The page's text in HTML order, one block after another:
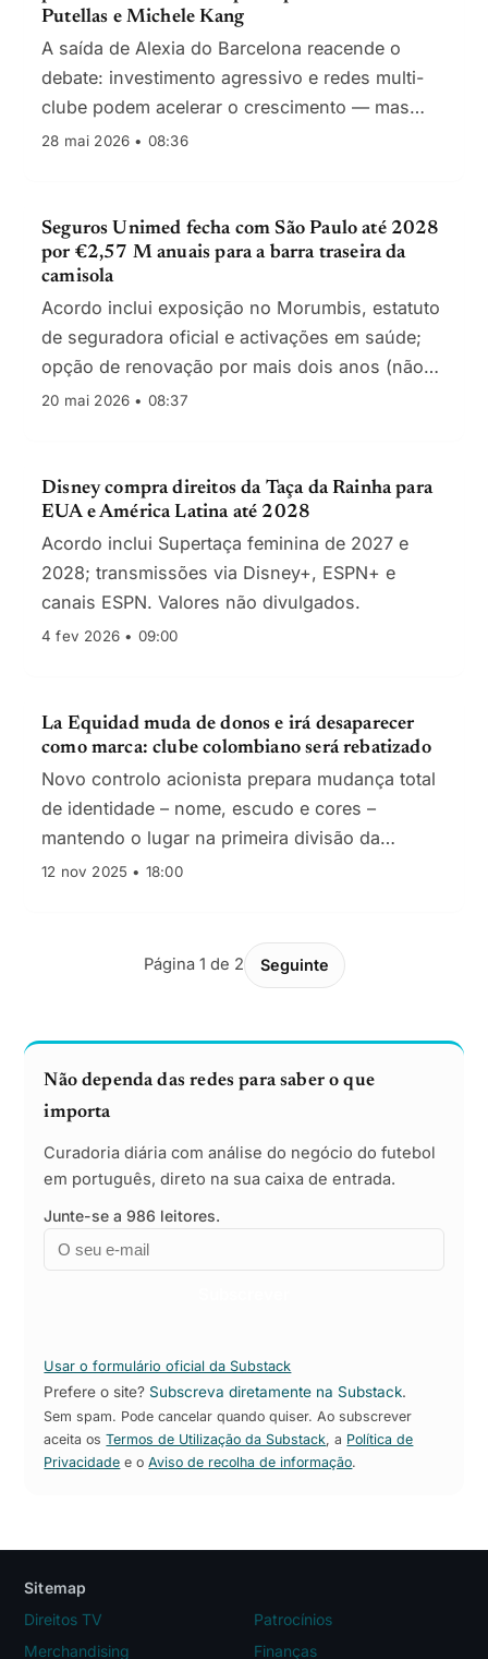
Putellas e Michele Kang
A saída de Alexia do Barcelona reacende o
debate: investimento agressivo e redes multi-
clube podem acelerar o crescimento — mas
com riscos para integridade competitiva e
28 mai 2026 • 08:36
Seguros Unimed fecha com São Paulo até 2028
por €2,57 M anuais para a barra traseira da
camisola
Acordo inclui exposição no Morumbis, estatuto
de seguradora oficial e activações em saúde;
opção de renovação por mais dois anos (não
confirmado)
20 mai 2026 • 08:37
Disney compra direitos da Taça da Rainha para
EUA e América Latina até 2028
Acordo inclui Supertaça feminina de 2027 e
2028; transmissões via Disney+, ESPN+ e
canais ESPN. Valores não divulgados.
4 fev 2026 • 09:00
La Equidad muda de donos e irá desaparecer
como marca: clube colombiano será rebatizado
Novo controlo acionista prepara mudança total
de identidade – nome, escudo e cores –
mantendo o lugar na primeira divisão da
Colômbia.
12 nov 2025 • 18:00
Página 1 de 2 Seguinte
Não dependa das redes para saber o que
importa
Curadoria diária com análise do negócio do futebol
em português, direto na sua caixa de entrada.
Junte-se a 986 leitores.
Email
Empresa
Usar o formulário oficial da Substack
Prefere o site?Subscreva diretamente na Substack.
Sem spam. Pode cancelar quando quiser. Ao subscrever
aceita osTermos de Utilização da Substack , a Política de
Privacidade e oAviso de recolha de informação.
Sitemap
Direitos TV
Patrocínios
Merchandising
Finanças